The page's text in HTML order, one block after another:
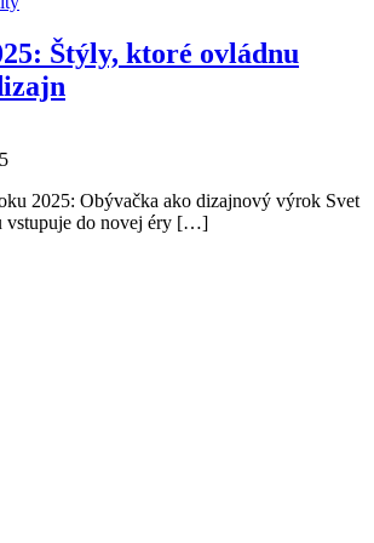
Štýly, ktoré ovládnu
2025: Obývačka ako dizajnový výrok Svet
vstupuje do novej éry […]